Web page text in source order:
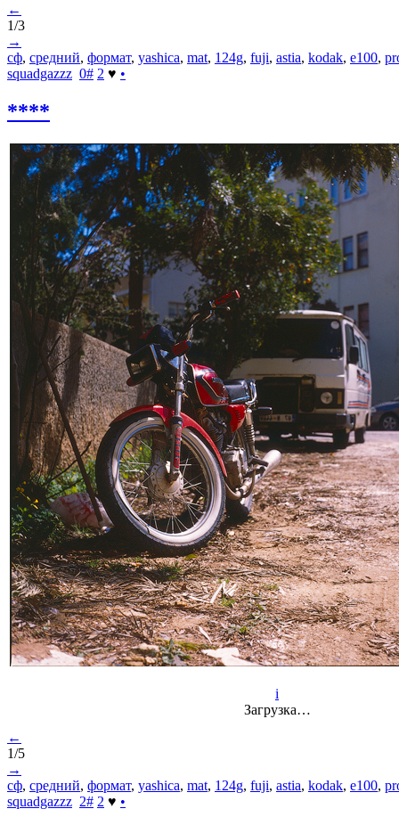
←
1/3
→
сф, средний, формат, yashica, mat, 124g, fuji, astia, kodak, e100,
squadgazzz 0# 2 ♥ •
****
i
Загрузка…
←
1/5
→
сф, средний, формат, yashica, mat, 124g, fuji, astia, kodak, e100,
squadgazzz 2# 2 ♥ •